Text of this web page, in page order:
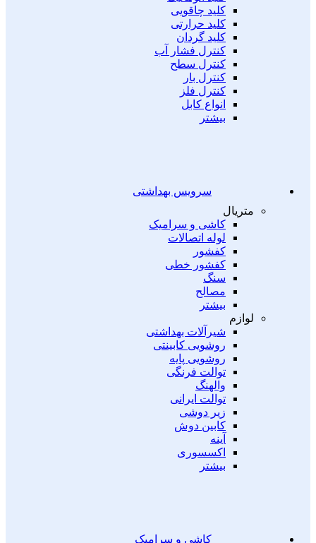
کلید چاقویی
کلید حرارتی
کلید گردان
کنترل فشار آب
کنترل سطح
کنترل بار
کنترل فلز
انواع کابل
بیشتر
سرویس بهداشتی
متریال
کاشی و سرامیک
لوله اتصالات
کفشور
کفشور خطی
سنگ
مصالح
بیشتر
لوازم
شیرآلات بهداشتی
روشویی کابینتی
روشویی پایه
توالت فرنگی
والهنگ
توالت ایرانی
زیر دوشی
کابین دوش
آینه
اکسسوری
بیشتر
کاشی و سرامیک